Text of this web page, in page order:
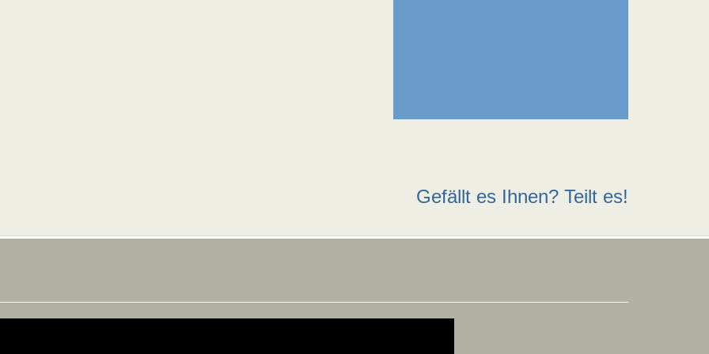
Gefällt es Ihnen? Teilt es!